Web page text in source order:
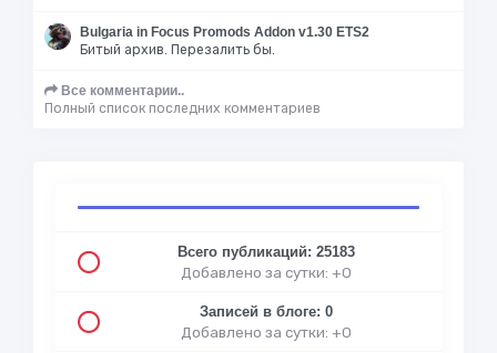
Bulgaria in Focus Promods Addon v1.30 ETS2
Битый архив. Перезалить бы.
Все комментарии..
Полный список последних комментариев
Всего публикаций: 25183
Добавлено за сутки: +0
Записей в блоге: 0
Добавлено за сутки: +0